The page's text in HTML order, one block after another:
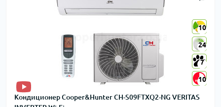
10
24
7
10
10
24
7
10
Кондиционер Cooper&Hunter CH-S09FTXQ2-NG VERITAS